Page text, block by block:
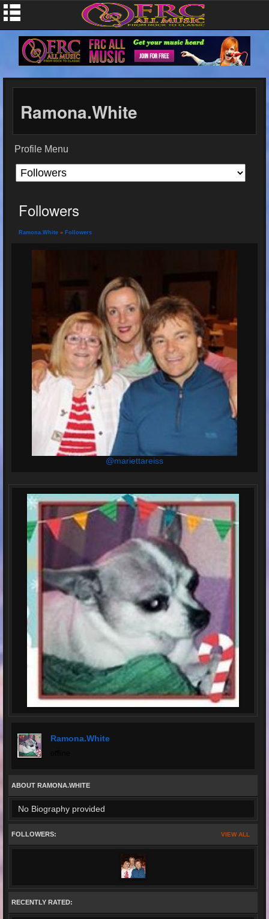
Ramona.white
Profile Menu
Followers
Ramona.white » Followers
@mariettareiss
Ramona.white
ABOUT RAMONA.WHITE
No Biography provided
VIEW ALL
FOLLOWERS:
RECENTLY RATED: